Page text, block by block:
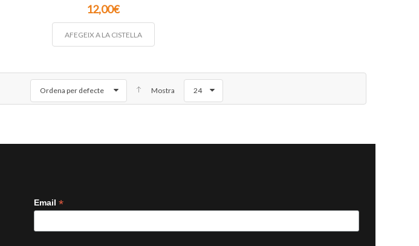
12,00€
AFEGEIX A LA CISTELLA
Ordena per defecte Mostra 24
Email *